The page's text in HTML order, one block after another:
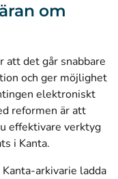
om
att det går snabbare
och ger möjlighet
elektroniskt
reformen är att
effektivare verktyg
i Kanta.
arkivarie ladda